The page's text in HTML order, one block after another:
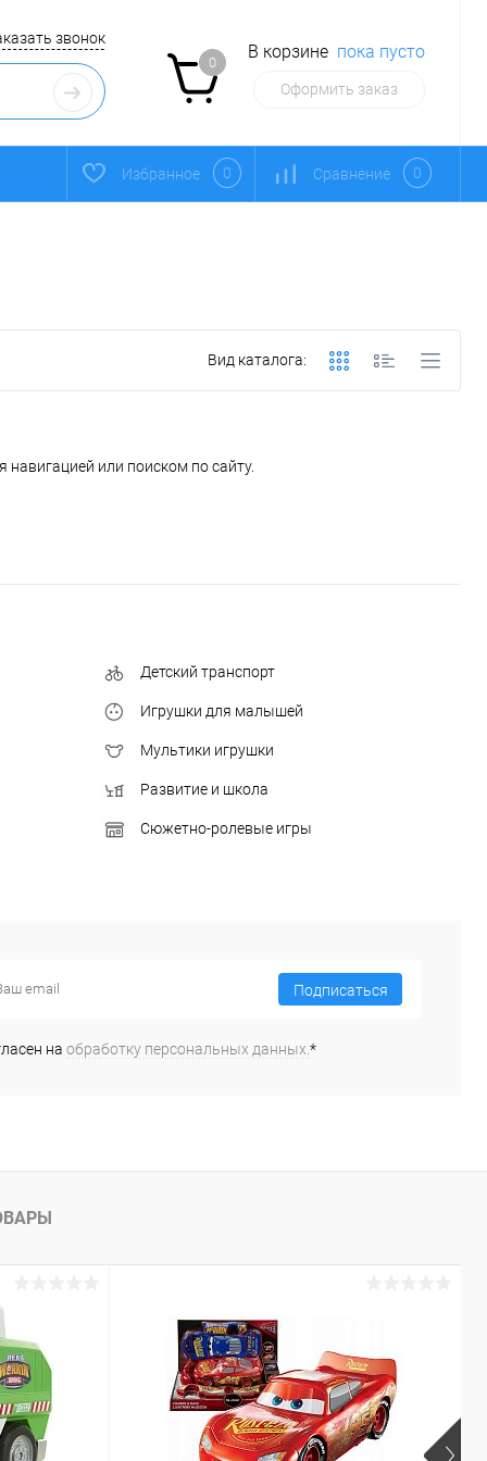
звонок
0
В корзине пока пусто
Оформить заказ
Избранное 0 Сравнение 0
Вид каталога:
навигацией или поиском по сайту.
Детский транспорт
Игрушки для малышей
Мультики игрушки
Развитие и школа
Сюжетно-ролевые игры
Подписаться
на обработку персональных данных. *